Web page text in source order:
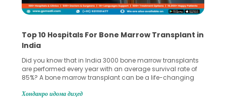
Recognizing Critical Symptoms of a Frontal
Did you know that the frontal lobe of your brain is the most
common site for tumor occurrence? The frontal lobe is a
key part of your brain and is responsible for various
harm to it can lead to serious complications. However,
Хонданро идома диҳед